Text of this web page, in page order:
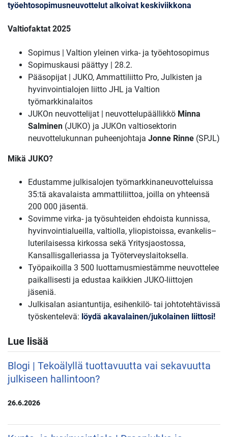
työehtosopimusneuvottelut alkoivat keskiviikkona
Valtiofaktat 2025
Sopimus | Valtion yleinen virka- ja työehtosopimus
Sopimuskausi päättyy | 28.2.
Pääsopijat | JUKO, Ammattiliitto Pro, Julkisten ja
hyvinvointialojen liitto JHL ja Valtion
työmarkkinalaitos
JUKOn neuvottelijat | neuvottelupäällikkö Minna
Salminen (JUKO) ja JUKOn valtiosektorin
neuvottelukunnan puheenjohtaja Jonne Rinne (SPJL)
Mikä JUKO?
Edustamme julkisalojen työmarkkinaneuvotteluissa
35:tä akavalaista ammattiliittoa, joilla on yhteensä
200 000 jäsentä.
Sovimme virka- ja työsuhteiden ehdoista kunnissa,
hyvinvointialueilla, valtiolla, yliopistoissa, evankelis–
luterilaisessa kirkossa sekä Yritysjaostossa,
Kansallisgalleriassa ja Työterveyslaitoksella.
Työpaikoilla 3 500 luottamusmiestämme neuvottelee
paikallisesti ja edustaa kaikkien JUKO-liittojen
jäseniä.
Julkisalan asiantuntija, esihenkilö- tai johtotehtävissä
työskentelevä: löydä akavalainen/jukolainen liittosi!
Lue lisää
Blogi | Tekoälyllä tuottavuutta vai sekavuutta
julkiseen hallintoon?
26.6.2026